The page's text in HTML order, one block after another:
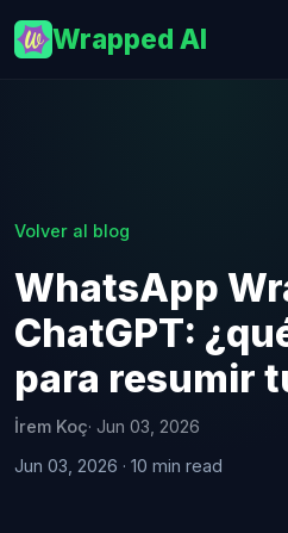
Wrapped AI
Volver al blog
WhatsApp
ChatGPT:
para resumir
İrem Koç· Jun 03, 2026
Jun 03, 2026 · 10 min read